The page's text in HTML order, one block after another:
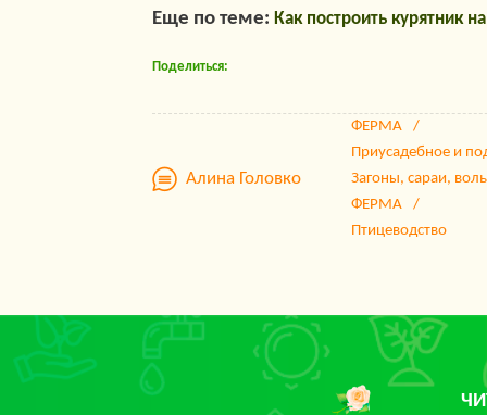
Еще по теме: Как построить курятник
Поделиться:
Алина Головко
ФЕРМА
Приусадебное и
Загоны, сараи,
ФЕРМА
Птицеводство